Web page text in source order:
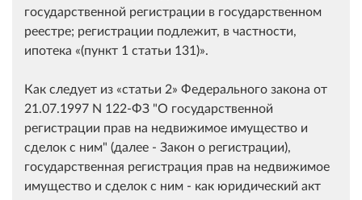
государственной регистрации в государственном
реестре; регистрации подлежит, в частности,
ипотека
(пункт 1 статьи 131) .
Как следует из статьи 2
Федерального закона от
21.07.1997 N 122-ФЗ "О государственной
регистрации прав на недвижимое имущество и
сделок с ним" (далее - Закон о регистрации),
государственная регистрация прав на недвижимое
имущество и сделок с ним - как юридический акт